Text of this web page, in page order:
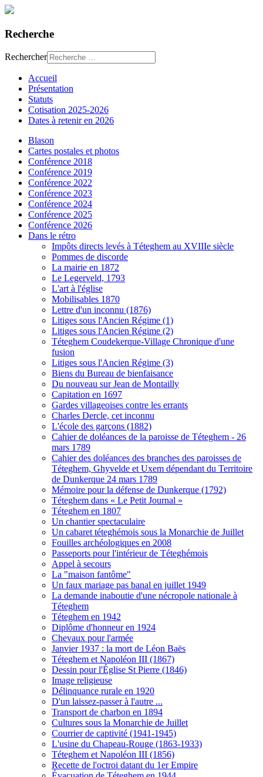
Recherche
Rechercher
Accueil
Présentation
Statuts
Cotisation 2025-2026
Dates à retenir en 2026
Blason
Cartes postales et photos
Conférence 2018
Conférence 2019
Conférence 2022
Conférence 2023
Conférence 2024
Conférence 2025
Conférence 2026
Dans le rétro
Impôts directs levés à Téteghem au XVIIIe siècle
Pommes de discorde
La mairie en 1872
Le Legerveld, 1793
L'art à l'église
Mobilisables 1870
Lettre d'un inconnu (1876)
Litiges sous l'Ancien Régime (1)
Litiges sous l'Ancien Régime (2)
Téteghem Coudekerque-Village Chronique d'une
fusion
Litiges sous l'Ancien Régime (3)
Biens du Bureau de bienfaisance
Du nouveau sur Jean de Montailly
Capitation en 1697
Gardes villageoises contre les errants
Charles Dercle, cet inconnu
L'école des garçons (1882)
Cahier de doléances de la paroisse de Téteghem - 26
mars 1789
Cahier des doléances des branches des paroisses de
Téteghem, Ghyvelde et Uxem dépendant du Territoire
de Dunkerque 24 mars 1789
Mémoire pour la défense de Dunkerque (1792)
Téteghem dans « Le Petit Journal »
Téteghem en 1807
Un chantier spectaculaire
Un cabaret téteghémois sous la Monarchie de Juillet
Fouilles archéologiques en 2008
Passeports pour l'intérieur de Téteghémois
Appel à secours
La "maison fantôme"
Un faux mariage pas banal en juillet 1949
La demande inaboutie d'une nécropole nationale à
Téteghem
Téteghem en 1942
Diplôme d'honneur en 1924
Chevaux pour l'armée
Janvier 1937 : la mort de Léon Baës
Téteghem et Napoléon III (1867)
Dessin pour l'Église St Pierre (1846)
Image religieuse
Délinquance rurale en 1920
D'un laissez-passer à l'autre ...
Transport de charbon en 1894
Cultures sous la Monarchie de Juillet
Courrier de captivité (1941-1945)
L'usine du Chapeau-Rouge (1863-1933)
Téteghem et Napoléon III (1856)
Recette de l'octroi datant du 1er Empire